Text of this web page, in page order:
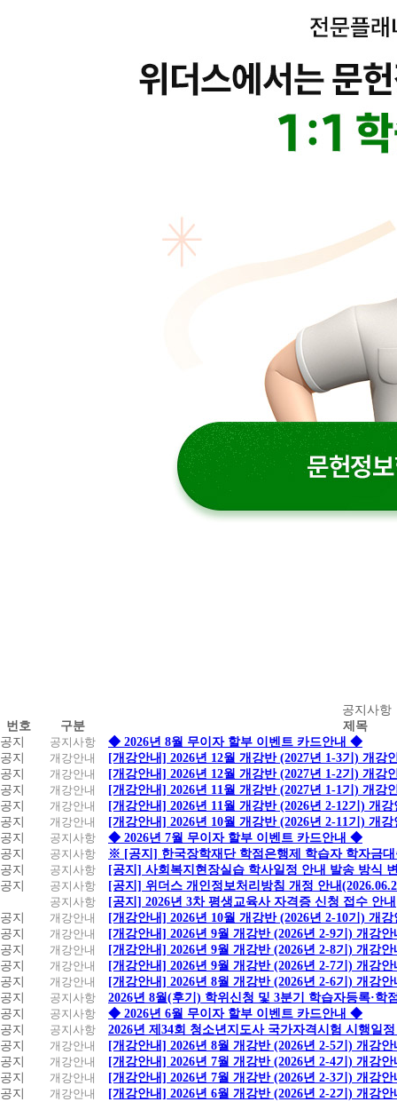
지
사
항
공지사항
번호
구분
제목
공지
공지사항
◆ 2026년 8월 무이자 할부 이벤트 카드안내 ◆
공지
개강안내
[개강안내] 2026년 12월 개강반 (2027년 1-3기) 개강
공지
개강안내
[개강안내] 2026년 12월 개강반 (2027년 1-2기) 개강
공지
개강안내
[개강안내] 2026년 11월 개강반 (2027년 1-1기) 개강
공지
개강안내
[개강안내] 2026년 11월 개강반 (2026년 2-12기) 개강
공지
개강안내
[개강안내] 2026년 10월 개강반 (2026년 2-11기) 개강
공지
공지사항
◆ 2026년 7월 무이자 할부 이벤트 카드안내 ◆
공지
공지사항
※ [공지] 한국장학재단 학점은행제 학습자 학자금
공지
공지사항
[공지] 사회복지현장실습 학사일정 안내 발송 방식
공지
공지사항
[공지] 위더스 개인정보처리방침 개정 안내
공지사항
[공지] 2026년 3차 평생교육사 자격증 신청 접수 안내
공지
개강안내
[개강안내] 2026년 10월 개강반 (2026년 2-10기) 개강
공지
개강안내
[개강안내] 2026년 9월 개강반 (2026년 2-9기) 개강안
공지
개강안내
[개강안내] 2026년 9월 개강반 (2026년 2-8기) 개강안
공지
개강안내
[개강안내] 2026년 9월 개강반 (2026년 2-7기) 개강안
공지
개강안내
[개강안내] 2026년 8월 개강반 (2026년 2-6기) 개강안
공지
공지사항
2026년 8월(후기) 학위신청 및 3분기 학습자등록·학
공지
공지사항
◆ 2026년 6월 무이자 할부 이벤트 카드안내 ◆
공지
공지사항
2026년 제34회 청소년지도사 국가자격시험 시행일
공지
개강안내
[개강안내] 2026년 8월 개강반 (2026년 2-5기) 개강안
공지
개강안내
[개강안내] 2026년 7월 개강반 (2026년 2-4기) 개강안
공지
개강안내
[개강안내] 2026년 7월 개강반 (2026년 2-3기) 개강안
공지
개강안내
[개강안내] 2026년 6월 개강반 (2026년 2-2기) 개강안